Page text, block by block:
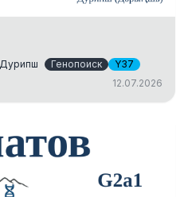
Дурипш Генопоиск
Y37
12.07.2026